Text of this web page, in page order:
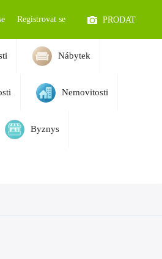
Registrovat se PRODAT
Nábytek
Nemovitosti
Byznys